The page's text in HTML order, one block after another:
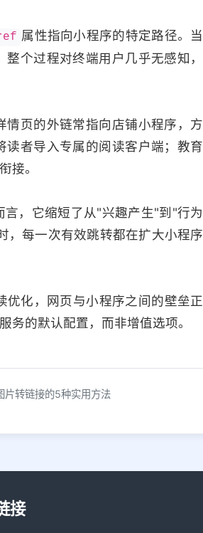
属性指向小程序的特定路径。当
个过程对终端用户几乎无感知，
页的外链常指向店铺小程序，方
者导入专属的阅读客户端；教育
接。
，它缩短了从"兴趣产生"到"行为
，每一次有效跳转都在扩大小程序
优化，网页与小程序之间的壁垒正
务的默认配置，而非增值选项。
片转链接的5种实用方法
接